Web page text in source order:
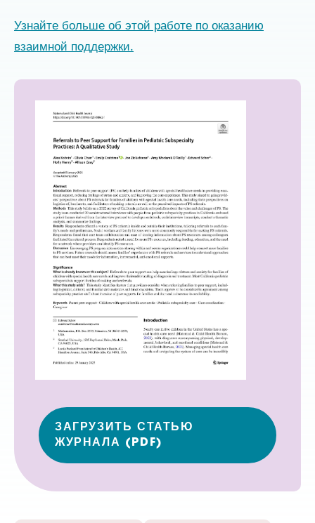
Узнайте больше об этой работе по оказанию
взаимной поддержки.
ЗАГРУЗИТЬ СТАТЬЮ
ЖУРНАЛА (PDF)